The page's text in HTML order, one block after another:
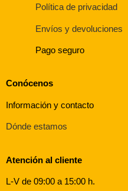
Política de privacidad
Envíos y devoluciones
Pago seguro
Conócenos
Información y contacto
Dónde estamos
Atención al cliente
L-V de 09:00 a 15:00 h.